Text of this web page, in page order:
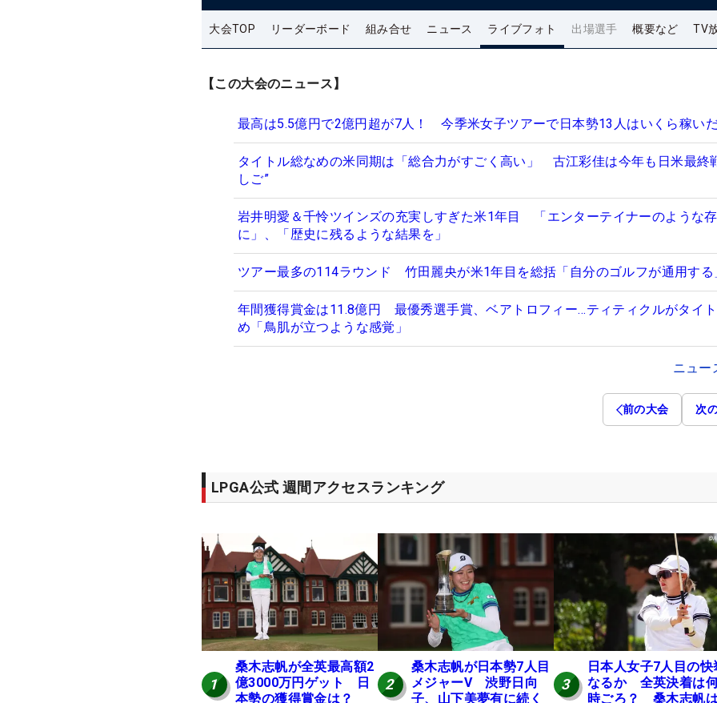
大会TOP リーダーボード 組み合せ ニュース ライブフォト 出場選手 概要など TV
【この大会のニュース】
最高は5.5億円で2億円超が7人！ 今季米女子ツアーで日本勢13人はいくら稼い
タイトル総なめの米同期は「総合力がすごく高い」 古江彩佳は今年も日米最終
しご”
岩井明愛＆千怜ツインズの充実しすぎた米1年目 「エンターテイナーのような
に」、「歴史に残るような結果を」
ツアー最多の114ラウンド 竹田麗央が米1年目を総括「自分のゴルフが通用する
年間獲得賞金は11.8億円 最優秀選手賞、ベアトロフィー…ティティクルがタイ
め「鳥肌が立つような感覚」
ニュー
前の大会 次
LPGA公式 週間アクセスランキング
1
桑木志帆が全英最高額2
億3000万円ゲット 日
本勢の獲得賞金は？
2
桑木志帆が日本勢7人目
メジャーV 渋野日向
子、山下美夢有に続く
3
日本人女子7人目の快
なるか 全英決着は
時ごろ？ 桑木志帆